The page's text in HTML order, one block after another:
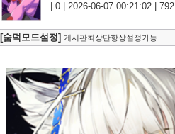
| 0 | 2026-06-07 00:21:02 | 792 |
[숨덕모드설정] 게시판최상단항상설정가능